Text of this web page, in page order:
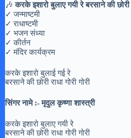
🎶करके इशारो बुलाए गयी रे बरसाने की छोरी
✓ जन्माष्टमी
✓ राधाष्टमी
✓ भजन संध्या
✓ कीर्तन
✓ मंदिर कार्यक्रम
करके इशारो बुलाई गई रे
बरसाने की छोरी राधा गोरी गोरी
सिंगर नामे :- मृदुल कृष्णा शास्त्री
करके इशारो बुलाए गयी रे
बरसाने की छोरी राधा गोरी गोरी